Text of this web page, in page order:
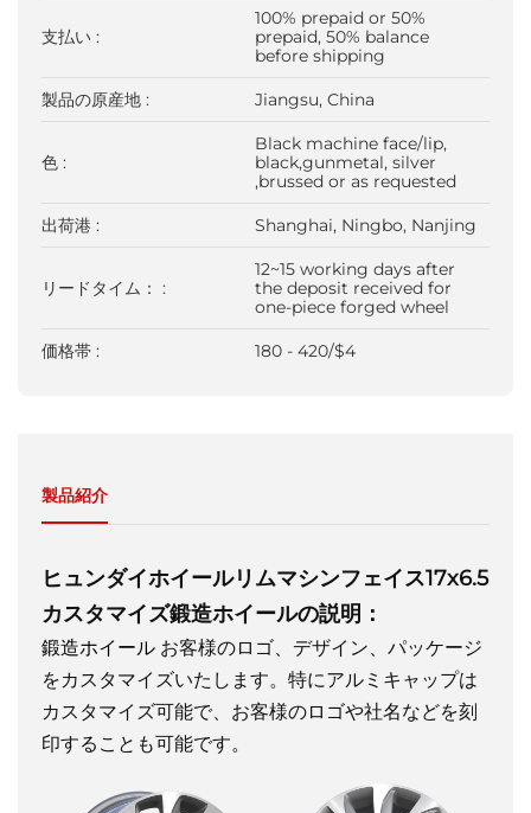
支払い :
100% prepaid or 50%
prepaid, 50% balance
before shipping
製品の原産地 : Jiangsu, China
色 :
Black machine face/lip,
black,gunmetal, silver
,brussed or as requested
出荷港 : Shanghai, Ningbo, Nanjing
リードタイム： :
12~15 working days after
the deposit received for
one-piece forged wheel
価格帯 : 180 - 420/$4
製品紹介
ヒュンダイホイールリムマシンフェイス17x6.5
カスタマイズ鍛造ホイールの説明：
鍛造ホイール お客様のロゴ、デザイン、パッケージ
をカスタマイズいたします。特にアルミキャップは
カスタマイズ可能で、お客様のロゴや社名などを刻
印することも可能です。